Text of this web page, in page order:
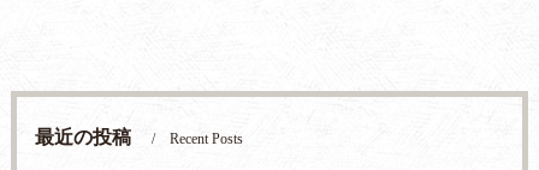
最近の投稿 Recent Posts